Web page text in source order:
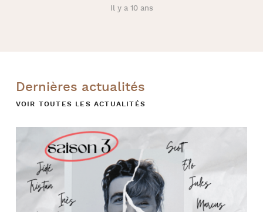
Il y a 10 ans
Dernières actualités
VOIR TOUTES LES ACTUALITÉS